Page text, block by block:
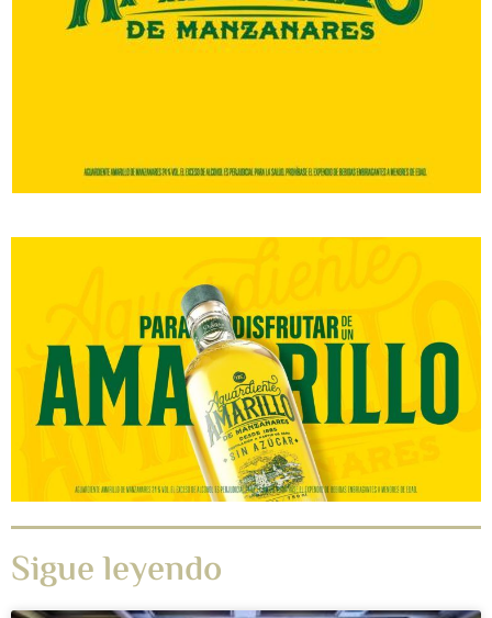
Sigue leyendo